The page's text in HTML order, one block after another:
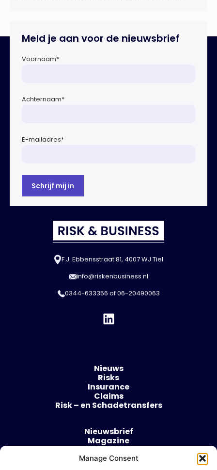
Manage Consent
Europese Commissie bij het ontwikkelen van […]
Meld je aan voor de nieuwsbrief
Voornaam*
Achternaam*
E-mailadres*
F.J. Ebbensstraat 81, 4007 WJ Tiel
info@riskenbusiness.nl
0344-633356 of06-20490063
Nieuws
Risks
Insurance
Claims
Risk – en Schadetransfers
Nieuwsbrief
Magazine
Over